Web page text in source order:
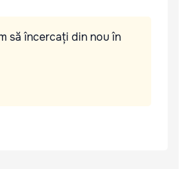
să încercați din nou în